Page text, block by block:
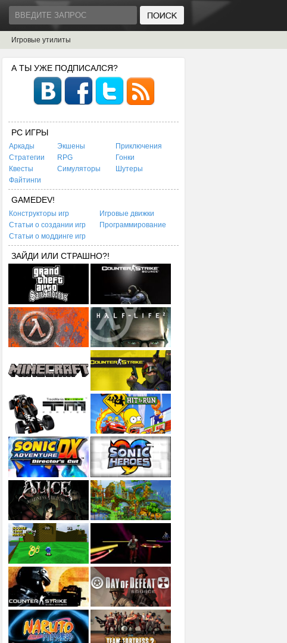
Игровые утилиты
А ТЫ УЖЕ ПОДПИСАЛСЯ?
PC ИГРЫ
Аркады Экшены
Приключения
Стратегии
RPG
Гонки
Квесты
Симуляторы
Шутеры
Файтинги
GAMEDEV!
Конструкторы игр
Игровые движки
Статьи о создании игр
Программирование
Статьи о моддинге игр
ЗАЙДИ ИЛИ СТРАШНО?!